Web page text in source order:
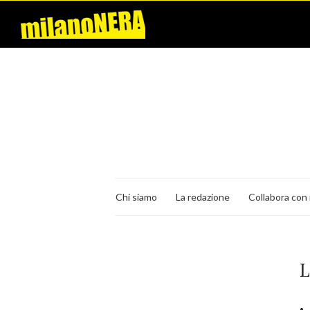
Chi siamo La redazione Collabora con